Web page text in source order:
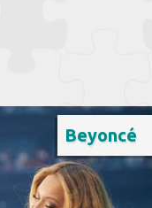
Beyoncé